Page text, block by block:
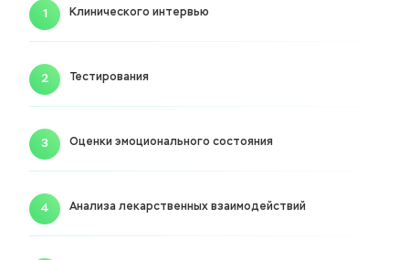
Клинического интервью
Тестирования
Оценки эмоционального состояния
Анализа лекарственных взаимодействий